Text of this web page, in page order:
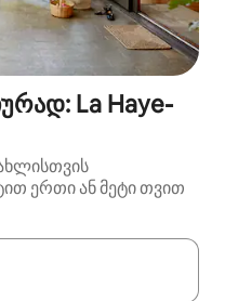
La Haye-
ერთი ან მეტი თვით
გახდება, ნავიგაციისთვის